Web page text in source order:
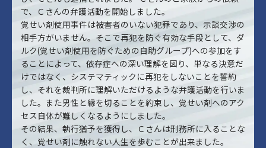
で、Ｃさんの弁護活動を開始しました。
覚せい剤使用事件は被害者のいない犯罪であり、示談交渉の
相手方がいません。そこで再犯を防ぐ有効な手段として、ダ
ルク(覚せい剤使用を防ぐための自助グループ)への参加をす
ることによって、依存症への深い理解を図り、単なる決意だ
けではなく、システマティックに再犯をしないことを誓約
し、それを裁判所に理解いただけるような弁護活動を行いま
した。また男性と縁を切ることを約束し、覚せい剤へのアク
セス自体が難しくなるようにしました。
その結果、執行猶予を獲得し、Ｃさんは刑務所に入ることな
く、覚せい剤に触れない人生を歩むことが出来ました。